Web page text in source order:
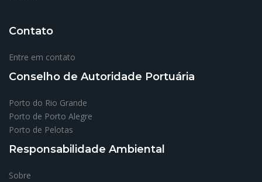
Contato
Entre em contato
Conselho de Autoridade Portuária
Porto do Rio Grande
Porto de Porto Alegre
Porto de Pelotas
Responsabilidade Ambiental
Sobre